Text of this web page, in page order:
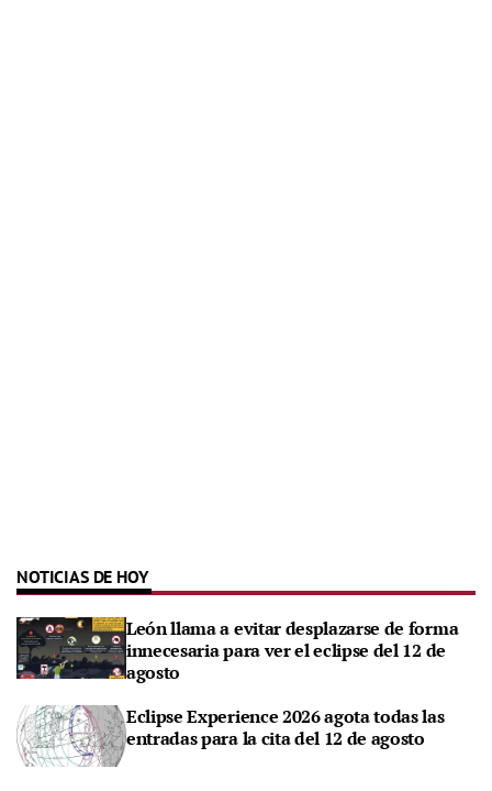
NOTICIAS DE HOY
León llama a evitar desplazarse de forma
innecesaria para ver el eclipse del 12 de
agosto
Eclipse Experience 2026 agota todas las
entradas para la cita del 12 de agosto